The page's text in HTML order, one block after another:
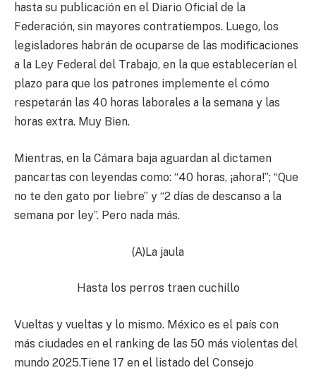
hasta su publicación en el Diario Oficial de la
Federación, sin mayores contratiempos. Luego, los
legisladores habrán de ocuparse de las modificaciones
a la Ley Federal del Trabajo, en la que establecerían el
plazo para que los patrones implemente el cómo
respetarán las 40 horas laborales a la semana y las
horas extra. Muy Bien.
Mientras, en la Cámara baja aguardan al dictamen
pancartas con leyendas como: “40 horas, ¡ahora!”; “Que
no te den gato por liebre” y “2 días de descanso a la
semana por ley”. Pero nada más.
(A)La jaula
Hasta los perros traen cuchillo
Vueltas y vueltas y lo mismo. México es el país con
más ciudades en el ranking de las 50 más violentas del
mundo 2025.Tiene 17 en el listado del Consejo